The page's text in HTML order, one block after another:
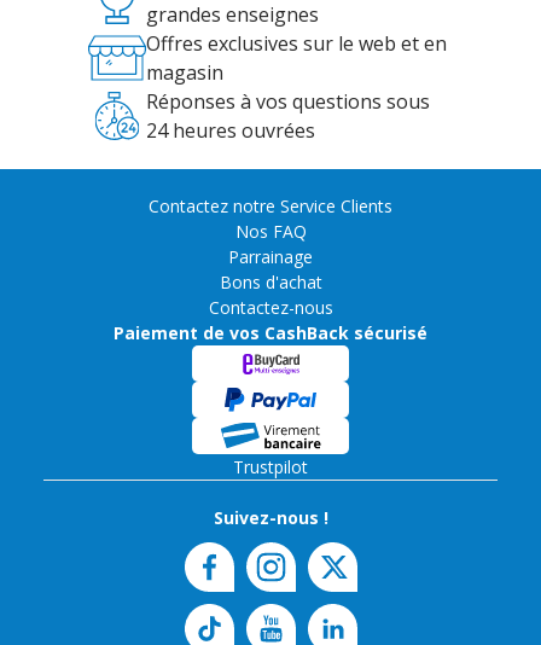
grandes enseignes
Offres exclusives sur le web et en
magasin
Réponses à vos questions sous
24 heures ouvrées
Contactez notre Service Clients
Nos FAQ
Parrainage
Bons d'achat
Contactez-nous
Paiement de vos CashBack sécurisé
Trustpilot
Suivez-nous !